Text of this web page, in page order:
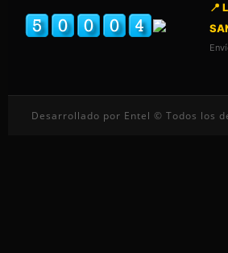
📍
Desarrollado por Entel © Todos los